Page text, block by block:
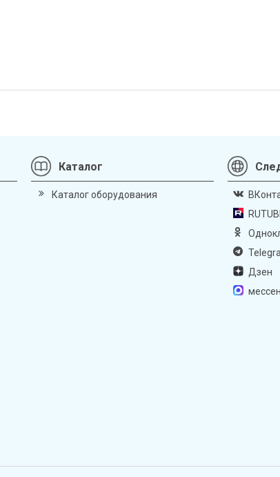
Каталог
Каталог оборудования
Дзен